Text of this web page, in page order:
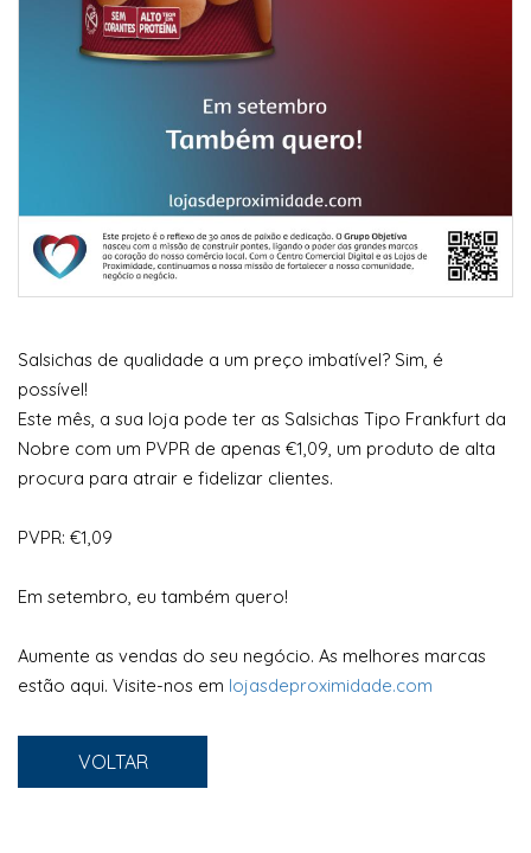
Salsichas de qualidade a um preço imbatível? Sim, é
possível!
Este mês, a sua loja pode ter as Salsichas Tipo Frankfurt da
Nobre com um PVPR de apenas €1,09, um produto de alta
procura para atrair e fidelizar clientes.
PVPR: €1,09
Em setembro, eu também quero!
Aumente as vendas do seu negócio. As melhores marcas
estão aqui. Visite-nos em lojasdeproximidade.com
VOLTAR